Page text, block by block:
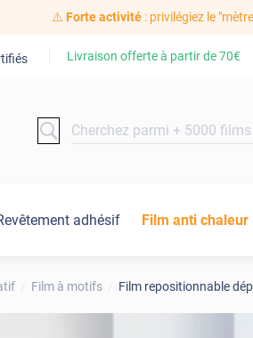
⚠️ Forte activité: privilégiez le
Livraison offerte à partir de70€
adhésif Film anti chaleur
Film à motifs Film repositionnable